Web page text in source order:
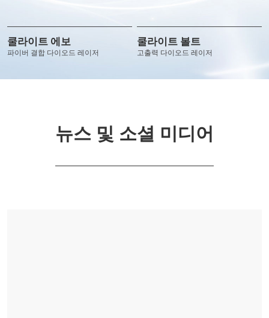
쿨라이트 에보
파이버 결합 다이오드 레이저
쿨라이트 볼트
고출력 다이오드 레이저
뉴스 및 소셜 미디어